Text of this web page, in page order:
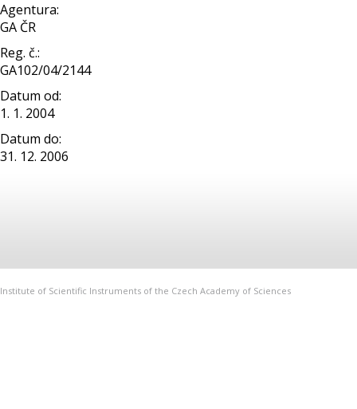
Agentura:
GA ČR
Reg. č.:
GA102/04/2144
Datum od:
1. 1. 2004
Datum do:
31. 12. 2006
Institute of Scientific Instruments of the Czech Academy of Sciences